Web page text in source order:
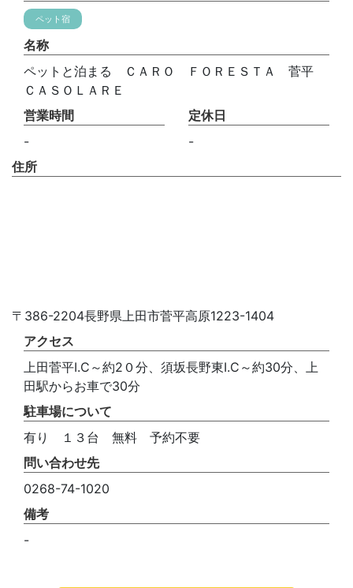
ペット宿
名称
ペットと泊まる ＣＡＲＯ ＦＯＲＥＳＴＡ 菅平
ＣＡＳＯＬＡＲＥ
営業時間
-
定休日
-
住所
〒386-2204長野県上田市菅平高原1223-1404
アクセス
上田菅平I.C～約2０分、須坂長野東I.C～約30分、上
田駅からお車で30分
駐車場について
有り １３台 無料 予約不要
問い合わせ先
0268-74-1020
備考
-